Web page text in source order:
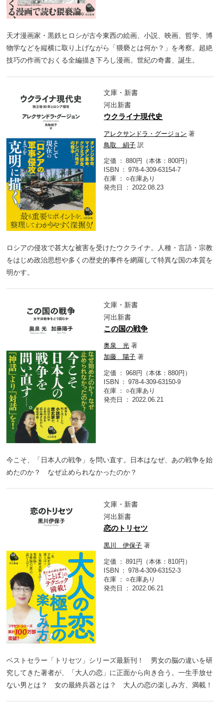
天才漫画家・黒鉄ヒロシが古今東西の絵画、小説、映画、哲学、博
物学などを縦横に取り上げながら「猥褻とは何か？」を考察。超絶
技巧の作画でおくる全編描き下ろし漫画。世紀の奇書、誕生。
文庫・新書
河出新書
ウクライナ現代史
アレクサンドラ・グージョン 著
鳥取 絹子 訳
定価
880円（本体：800円）
ISBN
978-4-309-63154-7
在庫
○在庫あり
発売日
2022.08.23
ロシアの侵攻で甚大な被害を受けたウクライナ。人種・言語・宗教
をはじめ政治思想や多くの歴史的事件を網羅して特異な国の本質を
明かす。
文庫・新書
河出新書
この国の戦争
奥泉 光 著
加藤 陽子 著
定価
968円（本体：880円）
ISBN
978-4-309-63150-9
在庫
○在庫あり
発売日
2022.06.21
今こそ、「日本人の戦争」を問い直す。日本はなぜ、あの戦争を始
めたのか？ なぜ止められなかったのか？
文庫・新書
河出新書
恋のトリセツ
黒川 伊保子 著
定価
891円（本体：810円）
ISBN
978-4-309-63152-3
在庫
○在庫あり
発売日
2022.06.21
ベストセラー「トリセツ」シリーズ最新刊！ 男女の脳の違いを研
究してきた著者が、「大人の恋」に正面から向き合う。一生手放せ
ない男とは？ 女の最終兵器とは？ 大人の恋の楽しみ方、満載！